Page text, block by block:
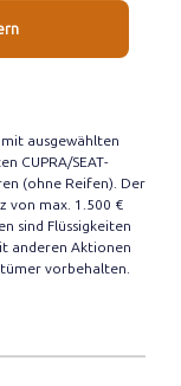
ausgewählten
CUPRA/SEAT-
(ohne Reifen). Der
von max. 1.500 €
sind Flüssigkeiten
anderen Aktionen
vorbehalten.